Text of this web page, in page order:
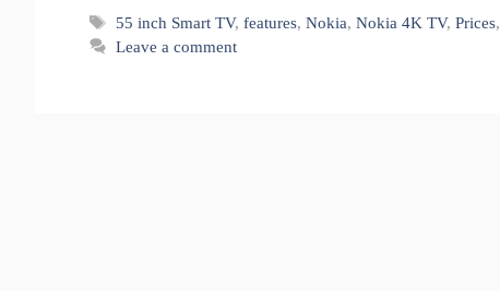
Tags
55 inch Smart TV,features,Nokia,Nokia 4K TV,Prices,
Leave a comment